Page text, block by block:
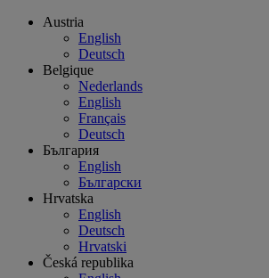
Austria
English
Deutsch
Belgique
Nederlands
English
Français
Deutsch
България
English
Български
Hrvatska
English
Deutsch
Hrvatski
Česká republika